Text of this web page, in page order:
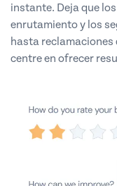
instante. Deja que
enrutamiento y los
hasta reclamaciones
centre en ofrecer